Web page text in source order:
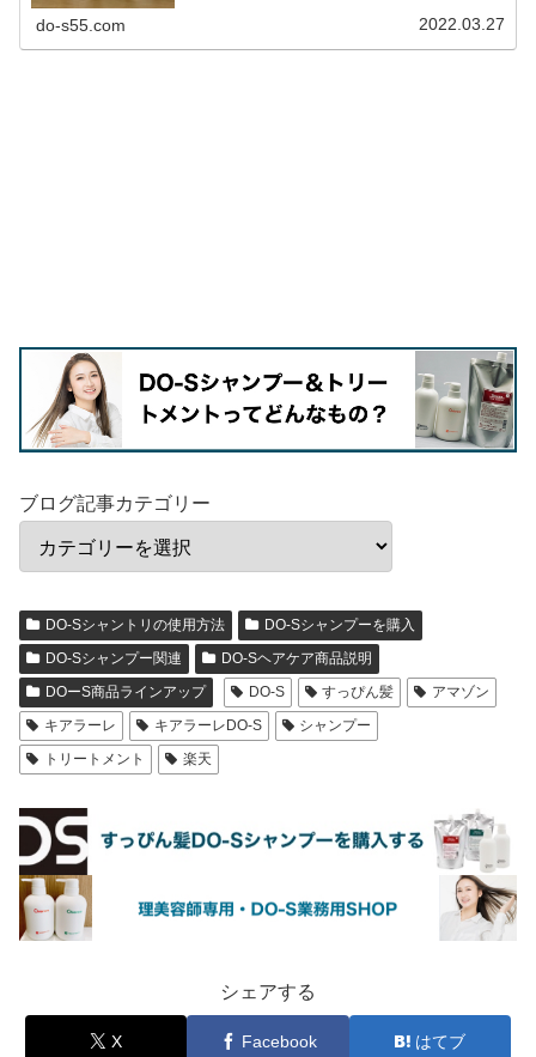
do-s55.com 2022.03.27
ブログ記事カテゴリー
DO-Sシャントリの使用方法
DO-Sシャンプーを購入
DO-Sシャンプー関連
DO-Sヘアケア商品説明
DOーS商品ラインアップ
DO-S すっぴん髪
アマゾン
キアラーレ
キアラーレDO-S
シャンプー
トリートメント
楽天
シェアする
X Facebook はてブ